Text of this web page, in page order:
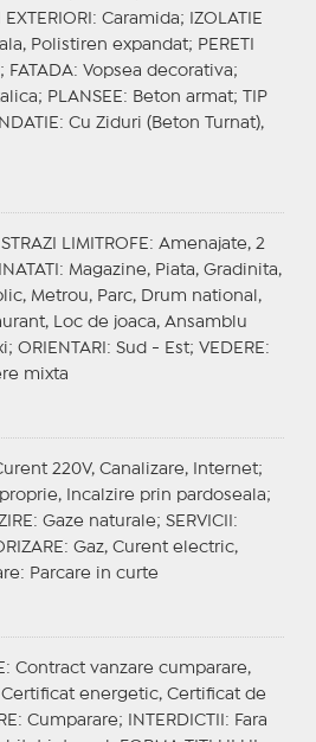
EXTERIORI : Caramida;
IZOLATIE
Polistiren expandat; PERETI
FATADA: Vopsea decorativa;
PLANSEE : Beton armat;
TIP
: Cu Ziduri (Beton Turnat),
STRAZI LIMITROFE : Amenajate, 2
: Magazine, Piata, Gradinita,
Metrou, Parc, Drum national,
Loc de joaca, Ansamblu
ORIENTARI : Sud - Est; VEDERE :
mixta
220V, Canalizare, Internet;
Incalzire prin pardoseala;
: Gaze naturale; SERVICII :
: Gaz, Curent electric,
: Parcare in curte
: Contract vanzare cumparare,
energetic, Certificat de
: Cumparare; INTERDICTII : Fara